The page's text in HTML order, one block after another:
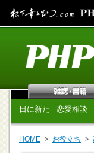
日に新た 恋愛相談
HOME お役立ち